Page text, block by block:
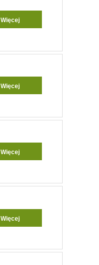
Więcej
Więcej
Więcej
Więcej